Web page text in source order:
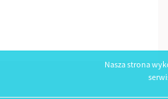
Nasza strona